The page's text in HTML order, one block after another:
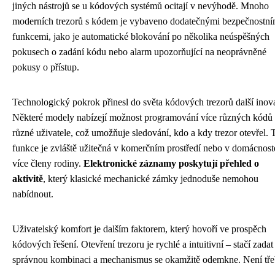
jiných nástrojů se u kódových systémů ocitají v nevýhodě. Mnoho
moderních trezorů s kódem je vybaveno dodatečnými
funkcemi, jako je automatické blokování po několika neúspěšných
pokusech o zadání kódu nebo alarm upozorňující na neoprávněné
pokusy o přístup.
Technologický pokrok přinesl do světa kódových trezorů další
Některé modely nabízejí možnost programování více různých kódů
různé uživatele, což umožňuje sledování, kdo a kdy trezor otevřel.
funkce je zvláště užitečná v komerčním prostředí nebo v
více členy rodiny. Elektronické záznamy poskytují přehled o
aktivitě, který klasické mechanické zámky jednoduše nemohou
nabídnout.
Uživatelský komfort je dalším faktorem, který hovoří ve prospěch
kódových řešení. Otevření trezoru je rychlé a intuitivní – stačí zadat
správnou kombinaci a mechanismus se okamžitě odemkne. Není